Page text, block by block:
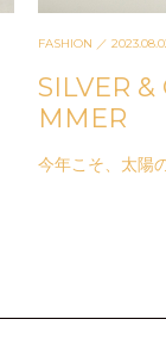
FASHION ／
SILVER &
MMER
今年こそ、太陽